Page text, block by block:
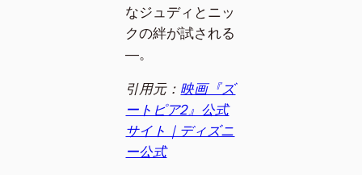
なジュディとニッ
クの絆が試される
―。
引用元： 映画『ズ
ートピア2』公式
サイト｜ディズニ
ー公式